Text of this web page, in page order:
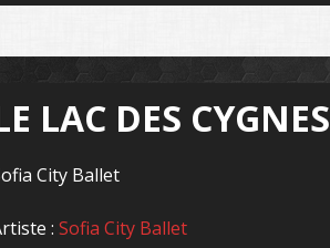
LAC DES CYGNES
City Ballet
:Sofia City Ballet